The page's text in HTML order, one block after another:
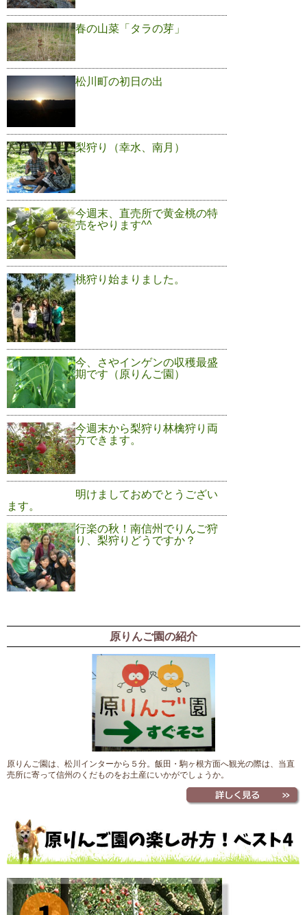
春の山菜「タラの芽」
松川町の初日の出
梨狩り（幸水、南月）
今週末、直売所で黄金桃の特
売をやります^^
桃狩り始まりました。
今、さやインゲンの収穫最盛
期です（原りんご園）
今週末から梨狩り林檎狩り両
方できます。
明けましておめでとうござい
ます。
行楽の秋！南信州でりんご狩
り、梨狩りどうですか？
原りんご園の紹介
原りんご園は、松川インターから５分。飯田・駒ヶ根方面へ観光の際は、当直
売所に寄って信州のくだものをお土産にいかがでしょうか。